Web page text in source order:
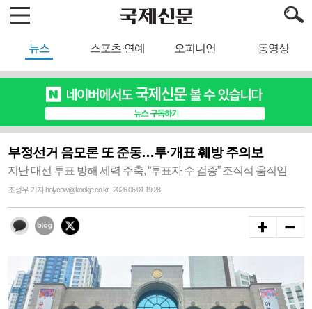
뉴스 스포츠·연예 오피니언 동영상
부정선거 음모론 또 준동…투·개표 훼방 주의보
지난 대선 투표 방해 세력 주축, “투표자 수 검증” 조직적 움직임
조성우 기자 holycow@kookje.co.kr | 2026.06.01 19:28